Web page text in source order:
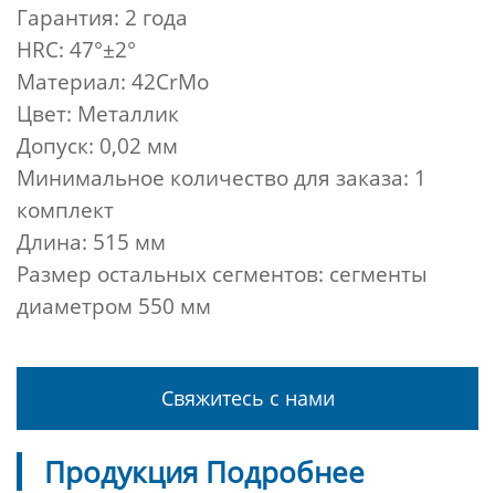
Гарантия: 2 года
HRC: 47°±2°
Материал: 42CrMo
Цвет: Металлик
Допуск: 0,02 мм
Минимальное количество для заказа: 1
комплект
Длина: 515 мм
Размер остальных сегментов: сегменты
диаметром 550 мм
Свяжитесь с нами
Продукция Подробнее